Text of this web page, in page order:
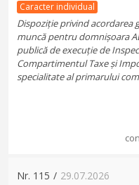
Caracter individual
Dispoziție privind acordarea
muncă pentru domnișoara
publică de execuție de
Compartimentul Taxe și
specialitate al primarului
Nr. 115 / 29.07.2026